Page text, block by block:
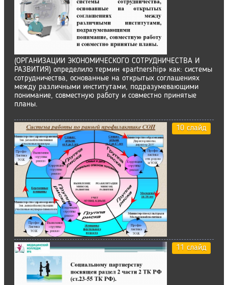
(ОРГАНИЗАЦИИ ЭКОНОМИЧЕСКОГО СОТРУДНИЧЕСТВА И
РАЗВИТИЯ) определило термин «partnership» как: системы
сотрудничества, основанные на открытых соглашениях
между различными институтами, подразумевающими
понимание, совместную работу и совместно принятые
планы.
10 слайд
11 слайд